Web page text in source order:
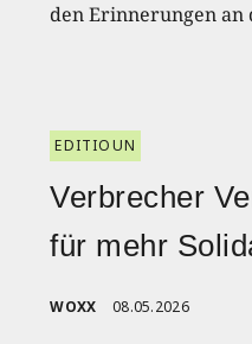
den Erinnerungen an
EDITIOUN
Verbrecher
für mehr
WOXX 08.05.2026